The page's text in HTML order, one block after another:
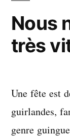
Nous
très
Une fête est
guirlandes,
genre